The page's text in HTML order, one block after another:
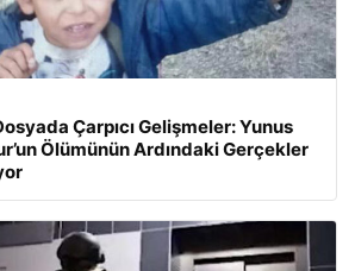
Çarpıcı Gelişmeler: Yunus
Ölümünün Ardındaki Gerçekler